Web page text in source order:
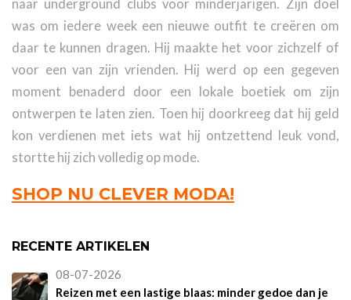
naar underground clubs voor minderjarigen. Zijn doel
was om iedere week een nieuwe outfit te creëren om
daar te kunnen dragen. Hij maakte het voor zichzelf of
voor een van zijn vrienden. Hij werd op een gegeven
moment benaderd door een lokale boetiek om zijn
ontwerpen te laten zien. Toen hij doorkreeg dat hij geld
kon verdienen met iets wat hij ontzettend leuk vond,
stortte hij zich volledig op mode.
SHOP NU CLEVER MODA!
RECENTE ARTIKELEN
08-07-2026
Reizen met een lastige blaas: minder gedoe dan je